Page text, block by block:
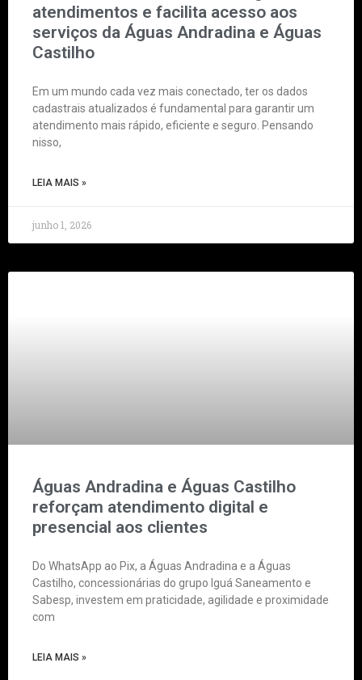
atendimentos e facilita acesso aos
serviços da Águas Andradina e Águas
Castilho
Em um mundo cada vez mais conectado, ter os dados
cadastrais atualizados é fundamental para garantir um
atendimento mais rápido, eficiente e seguro. Pensando
nisso,
LEIA MAIS »
junho 1, 2026
Águas Andradina e Águas Castilho
reforçam atendimento digital e
presencial aos clientes
Do WhatsApp ao Pix, a Águas Andradina e a Águas
Castilho, concessionárias do grupo Iguá Saneamento e
Sabesp, investem em praticidade, agilidade e proximidade
com
LEIA MAIS »